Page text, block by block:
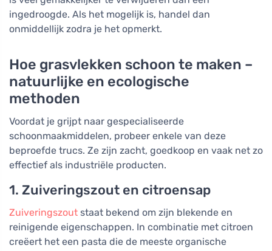
ingedroogde. Als het mogelijk is, handel dan
onmiddellijk zodra je het opmerkt.
Hoe grasvlekken schoon te maken –
natuurlijke en ecologische
methoden
Voordat je grijpt naar gespecialiseerde
schoonmaakmiddelen, probeer enkele van deze
beproefde trucs. Ze zijn zacht, goedkoop en vaak net zo
effectief als industriële producten.
1. Zuiveringszout en citroensap
Zuiveringszout staat bekend om zijn blekende en
reinigende eigenschappen. In combinatie met citroen
creëert het een pasta die de meeste organische